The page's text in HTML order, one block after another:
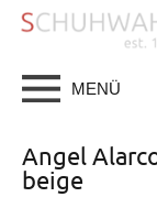
MENÜ
Angel
beige